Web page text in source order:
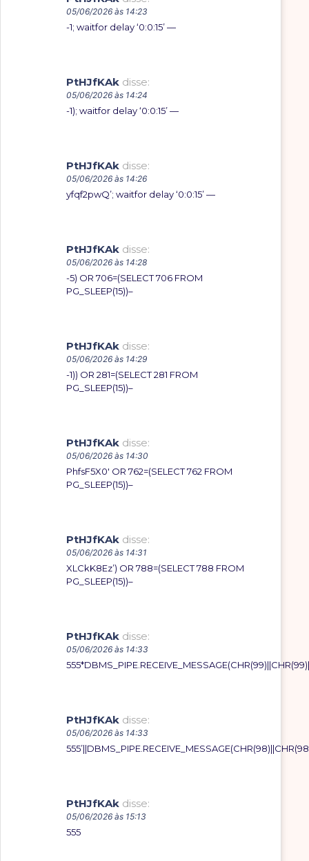
05/06/2026 às 14:23
-1; waitfor delay ‘0:0:15’ —
PtHJfKAk disse:
05/06/2026 às 14:24
-1); waitfor delay ‘0:0:15’ —
PtHJfKAk disse:
05/06/2026 às 14:26
yfqf2pwQ’; waitfor delay ‘0:0:15’ —
PtHJfKAk disse:
05/06/2026 às 14:28
-5) OR 706=(SELECT 706 FROM
PG_SLEEP(15))–
PtHJfKAk disse:
05/06/2026 às 14:29
-1)) OR 281=(SELECT 281 FROM
PG_SLEEP(15))–
PtHJfKAk disse:
05/06/2026 às 14:30
PhfsF5X0′ OR 762=(SELECT 762 FROM
PG_SLEEP(15))–
PtHJfKAk disse:
05/06/2026 às 14:31
XLCkK8Ez’) OR 788=(SELECT 788 FROM
PG_SLEEP(15))–
PtHJfKAk disse:
05/06/2026 às 14:33
PtHJfKAk disse:
05/06/2026 às 14:33
PtHJfKAk disse:
05/06/2026 às 15:13
555